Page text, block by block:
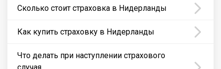
Сколько стоит страховка в Нидерланды
Как купить страховку в Нидерланды
Что делать при наступлении страхового